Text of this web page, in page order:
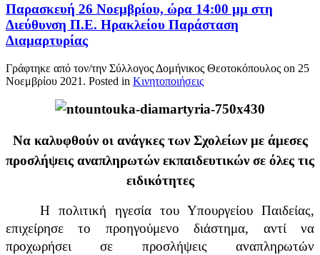
Παρασκευή 26 Νοεμβρίου, ώρα 14:00 μμ στη
Διεύθυνση Π.Ε. Ηρακλείου Παράσταση
Διαμαρτυρίας
Γράφτηκε από τον/την Σύλλογος Δομήνικος Θεοτοκόπουλος on 25
Νοεμβρίου 2021 . Posted in Κινητοποιήσεις
Να καλυφθούν οι ανάγκες των Σχολείων με άμεσες
προσλήψεις αναπληρωτών εκπαιδευτικών σε όλες τις
ειδικότητες
Η πολιτική ηγεσία του Υπουργείου Παιδείας,
επιχείρησε το προηγούμενο διάστημα, αντί να
προχωρήσει σε προσλήψεις αναπληρωτών